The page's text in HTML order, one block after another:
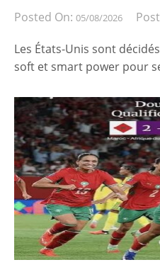
Posted On: 05/08/2026
Les États-Unis sont
soft et smart power pour